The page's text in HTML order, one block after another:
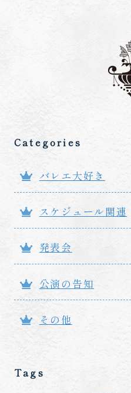
Categories
バレエ大好き
スケジュール関連
発表会
公演の告知
その他
Tags